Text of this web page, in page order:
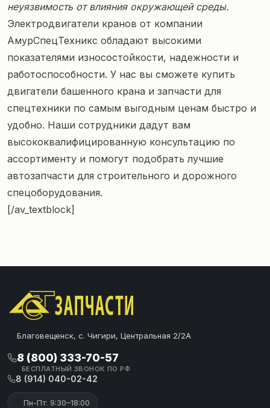
неуязвимость от влияния окружающей среды.
Электродвигатели кранов от компании
АмурСпецТехникс обладают высокими
показателями износостойкости, надежности и
работоспособности. У нас вы сможете купить
двигатели башенного крана и запчасти для
спецтехники по самым выгодным ценам быстро и
удобно. Наши сотрудники дадут вам
высококвалифицированную консультацию по
ассортименту и помогут подобрать лучшие
автозапчасти для строительного и дорожного
спецоборудования.
[/av_textblock]
Благовещенск, с. Чигири, Центральная 2/2А
8 (800) 333-70-57
БЕСПЛАТНЫЙ ЗВОНОК ПО РФ
8 (914) 040-02-42
Пн-Пт: 9:30–18:00